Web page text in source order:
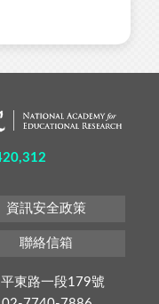
資訊安全政策
聯絡信箱
東路一段179號